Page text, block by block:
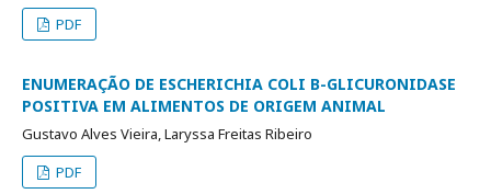
PDF
ENUMERAÇÃO DE ESCHERICHIA COLI Β-GLICURONIDASE
POSITIVA EM ALIMENTOS DE ORIGEM ANIMAL
Gustavo Alves Vieira, Laryssa Freitas Ribeiro
PDF